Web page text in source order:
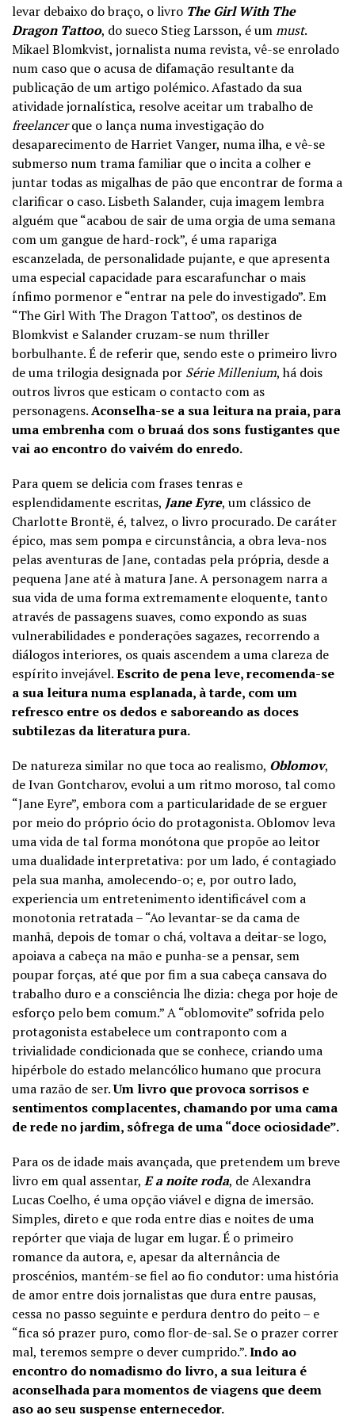
levar debaixo do braço, o livro The Girl With The
Dragon Tattoo, do sueco Stieg Larsson, é ummust.
Mikael Blomkvist, jornalista numa revista, vê-se enrolado
num caso que o acusa de difamação resultante da
publicação de um artigo polémico. Afastado da sua
atividade jornalística, resolve aceitar um trabalho de
freelancerque o lança numa investigação do
desaparecimento de Harriet Vanger, numa ilha, e vê-se
submerso num trama familiar que o incita a colher e
juntar todas as migalhas de pão que encontrar de forma a
clarificar o caso. Lisbeth Salander, cuja imagem lembra
alguém que “acabou de sair de uma orgia de uma semana
com um gangue de hard-rock”, é uma rapariga
escanzelada, de personalidade pujante, e que apresenta
uma especial capacidade para escarafunchar o mais
ínfimo pormenor e “entrar na pele do investigado”. Em
“The Girl With The Dragon Tattoo”, os destinos de
Blomkvist e Salander cruzam-se num thriller
borbulhante. É de referir que, sendo este o primeiro livro
de uma trilogia designada por Série Millenium, há dois
outros livros que esticam o contacto com as
personagens.Aconselha-se a sua leitura na praia, para
uma embrenha com o bruaá dos sons fustigantes que
vai ao encontro do vaivém do enredo.
Para quem se delicia com frases tenras e
esplendidamente escritas, Jane Eyre, um clássico de
Charlotte Brontë, é, talvez, o livro procurado. De caráter
épico, mas sem pompa e circunstância, a obra leva-nos
pelas aventuras de Jane, contadas pela própria, desde a
pequena Jane até à matura Jane. A personagem narra a
sua vida de uma forma extremamente eloquente, tanto
através de passagens suaves, como expondo as suas
vulnerabilidades e ponderações sagazes, recorrendo a
diálogos interiores, os quais ascendem a uma clareza de
espírito invejável.Escrito de pena leve, recomenda-se
a sua leitura numa esplanada, à tarde, com um
refresco entre os dedos e saboreando as doces
subtilezas da literatura pura.
De natureza similar no que toca ao realismo, Oblomov,
de Ivan Gontcharov, evolui a um ritmo moroso, tal como
“Jane Eyre”, embora com a particularidade de se erguer
por meio do próprio ócio do protagonista. Oblomov leva
uma vida de tal forma monótona que propõe ao leitor
uma dualidade interpretativa: por um lado, é contagiado
pela sua manha, amolecendo-o; e, por outro lado,
experiencia um entretenimento identificável com a
monotonia retratada – “Ao levantar-se da cama de
manhã, depois de tomar o chá, voltava a deitar-se logo,
apoiava a cabeça na mão e punha-se a pensar, sem
poupar forças, até que por fim a sua cabeça cansava do
trabalho duro e a consciência lhe dizia: chega por hoje de
esforço pelo bem comum.” A “oblomovite” sofrida pelo
protagonista estabelece um contraponto com a
trivialidade condicionada que se conhece, criando uma
hipérbole do estado melancólico humano que procura
uma razão de ser.Um livro que provoca sorrisos e
sentimentos complacentes, chamando por uma cama
de rede no jardim, sôfrega de uma “doce ociosidade”.
Para os de idade mais avançada, que pretendem um breve
livro em qual assentar, E a noite roda, de Alexandra
Lucas Coelho, é uma opção viável e digna de imersão.
Simples, direto e que roda entre dias e noites de uma
repórter que viaja de lugar em lugar. É o primeiro
romance da autora, e, apesar da alternância de
proscénios, mantém-se fiel ao fio condutor: uma história
de amor entre dois jornalistas que dura entre pausas,
cessa no passo seguinte e perdura dentro do peito – e
“fica só prazer puro, como flor-de-sal. Se o prazer correr
mal, teremos sempre o dever cumprido.”.Indo ao
encontro do nomadismo do livro, a sua leitura é
aconselhada para momentos de viagens que deem
aso ao seu suspense enternecedor.